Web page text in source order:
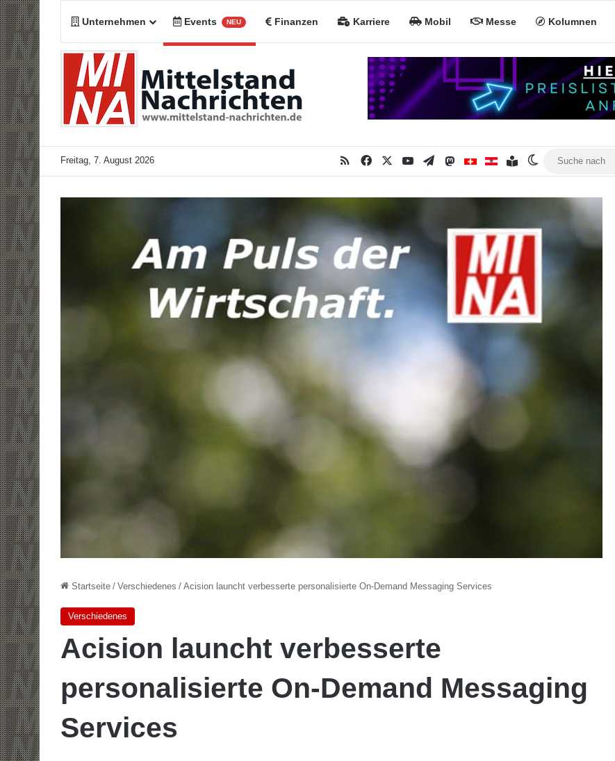
Unternehmen Events NEU Finanzen Karriere Mobil Messe Kolumnen
Freitag, 7. August 2026 RSSFacebookYouTubeTelegramMastodonMiNa CHMiNa AT
Inhaltsverzeichnis
Skin umschalten
Startseite / Verschiedenes / Acision launcht verbesserte personalisierte On-Demand Messaging Services
Verschiedenes
Acision launcht verbesserte
personalisierte On-Demand Messaging
Services